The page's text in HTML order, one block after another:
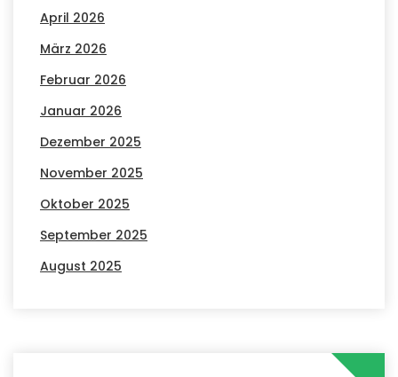
April 2026
März 2026
Februar 2026
Januar 2026
Dezember 2025
November 2025
Oktober 2025
September 2025
August 2025